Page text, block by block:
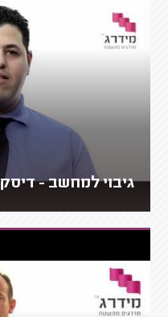
גיבוי למחשב -